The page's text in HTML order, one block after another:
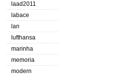
laad2011
labace
lan
lufthansa
marinha
memoria
modern